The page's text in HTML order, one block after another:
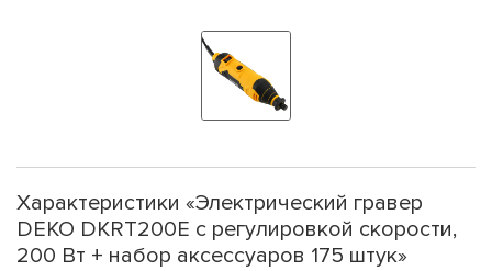
Характеристики «Электрический гравер
DEKO DKRT200E с регулировкой скорости,
200 Вт + набор аксессуаров 175 штук»